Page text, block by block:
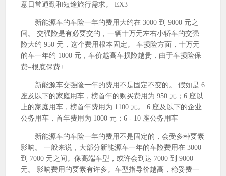
意日常通勤和短途旅行需求。 EX3
新能源车的车险一年的费用大约在 3000 到 9000 元之
间。 交强险是有必要交的，一辆十万元左右小轿车的交强
险大约 950 元，这个费用根本固定。 车损险方面，十万元
的车一年约 1000 元，车价越高车损险越贵，由于车损险保
费=根底保费+
新能源车交强险一年的费用不是固定不变的。 假如是 6
座及以下的家庭用车，榜首年的购买费用为 950 元；6 座以
上的家庭用车，榜首年费用为 1100 元。 6 座及以下的企业
公务用车，首年费用为 1000 元；6 - 10 座公务用车
新能源车的车险一年的费用不是固定的，会受多种要素
影响。 一般来说，大部分新能源车一年的车险费用在 3000
到 7000 元之间。像高端车型，或许会到达 7000 到 9000
元。 影响费用的要素有许多。车型指导价越高，稳妥费一